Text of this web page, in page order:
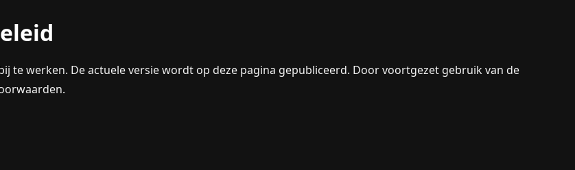
te werken. De actuele versie wordt op deze pagina gepubliceerd. Door voortgezet gebruik van de